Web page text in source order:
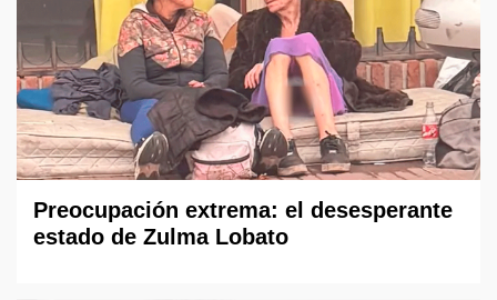
Preocupación extrema: el desesperante
estado de Zulma Lobato